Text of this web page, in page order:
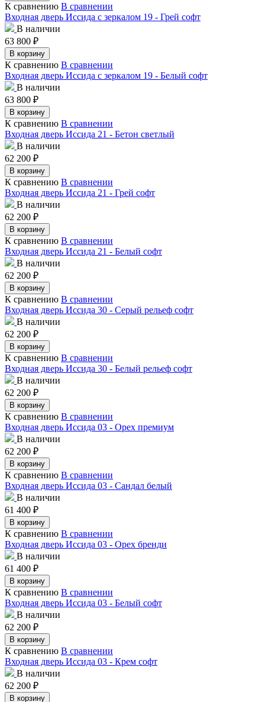
К сравнению В сравнении
Входная дверь Иссида с зеркалом 19 - Грей софт
В наличии
63 800 ₽
В корзину
К сравнению В сравнении
Входная дверь Иссида с зеркалом 19 - Белый софт
В наличии
63 800 ₽
В корзину
К сравнению В сравнении
Входная дверь Иссида 21 - Бетон светлый
В наличии
62 200 ₽
В корзину
К сравнению В сравнении
Входная дверь Иссида 21 - Грей софт
В наличии
62 200 ₽
В корзину
К сравнению В сравнении
Входная дверь Иссида 21 - Белый софт
В наличии
62 200 ₽
В корзину
К сравнению В сравнении
Входная дверь Иссида 30 - Серый рельеф софт
В наличии
62 200 ₽
В корзину
К сравнению В сравнении
Входная дверь Иссида 30 - Белый рельеф софт
В наличии
62 200 ₽
В корзину
К сравнению В сравнении
Входная дверь Иссида 03 - Орех премиум
В наличии
62 200 ₽
В корзину
К сравнению В сравнении
Входная дверь Иссида 03 - Сандал белый
В наличии
61 400 ₽
В корзину
К сравнению В сравнении
Входная дверь Иссида 03 - Орех бренди
В наличии
61 400 ₽
В корзину
К сравнению В сравнении
Входная дверь Иссида 03 - Белый софт
В наличии
62 200 ₽
В корзину
К сравнению В сравнении
Входная дверь Иссида 03 - Крем софт
В наличии
62 200 ₽
В корзину